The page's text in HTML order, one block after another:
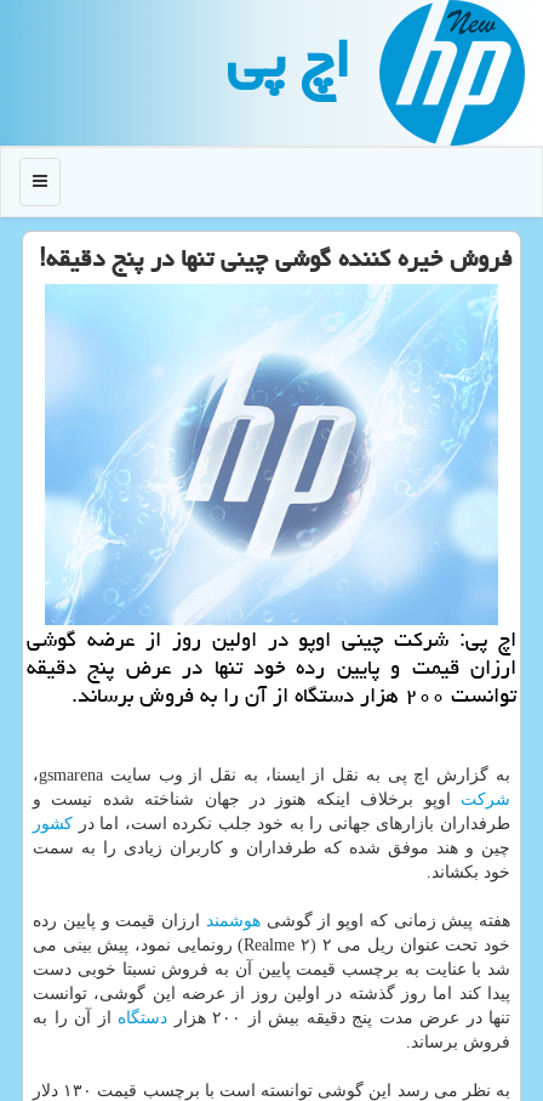
اچ پی
منو
فروش خیره كننده گوشی چینی تنها در پنج دقیقه!
اچ پی: شركت چینی اوپو در اولین روز از عرضه گوشی
ارزان قیمت و پایین رده خود تنها در عرض پنج دقیقه
توانست ۲۰۰ هزار دستگاه از آن را به فروش برساند.
به گزارش اچ پی به نقل از ایسنا، به نقل از وب سایت gsmarena،
شركت اوپو برخلاف اینكه هنوز در جهان شناخته شده نیست و
طرفداران بازارهای جهانی را به خود جلب نكرده است، اما در كشور
چین و هند موفق شده كه طرفداران و كاربران زیادی را به سمت
خود بكشاند.
هفته پیش زمانی كه اوپو از گوشیهوشمند ارزان قیمت و پایین رده
خود تحت عنوان ریل می ۲ (Realme ۲) رونمایی نمود، پیش بینی می
شد با عنایت به برچسب قیمت پایین آن به فروش نسبتا خوبی دست
پیدا كند اما روز گذشته در اولین روز از عرضه این گوشی، توانست
تنها در عرض مدت پنج دقیقه بیش از ۲۰۰ هزار
دستگاه از آن را به
فروش برساند.
به نظر می رسد این گوشی توانسته است با برچسب قیمت ۱۳۰ دلار